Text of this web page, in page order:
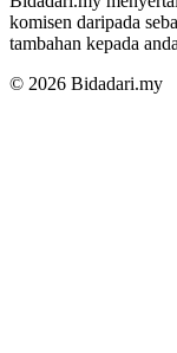
komisen daripada
tambahan kepada
© 2026 Bidadari.my